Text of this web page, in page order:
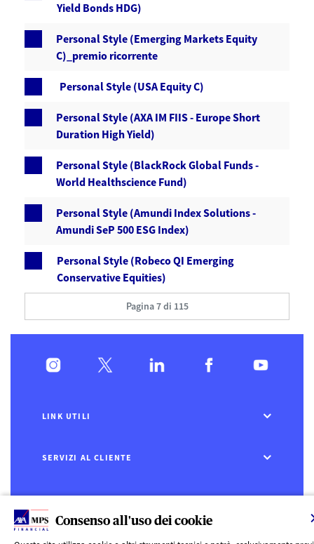
Consenso all'uso dei cookie
Yield Bonds HDG)
Personal Style (Emerging Markets Equity
C)_premio ricorrente
Personal Style (USA Equity C)
Personal Style (AXA IM FIIS - Europe Short
Duration High Yield)
Personal Style (BlackRock Global Funds -
World Healthscience Fund)
Personal Style (Amundi Index Solutions -
Amundi SeP 500 ESG Index)
Personal Style (Robeco QI Emerging
Conservative Equities)
Pagina 7 di 115
LINK UTILI
SERVIZI AL CLIENTE
CHI SIAMO
CONTATTI